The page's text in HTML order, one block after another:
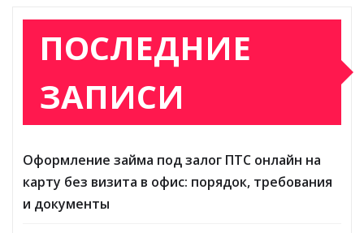
ПОСЛЕДНИЕ
ЗАПИСИ
Оформление займа под залог ПТС онлайн на
карту без визита в офис: порядок, требования
и документы